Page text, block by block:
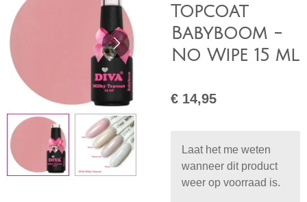
Topcoat
Babyboom -
No Wipe 15 ml
€ 14,95
Laat het me weten
wanneer dit product
weer op voorraad is.